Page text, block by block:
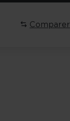
Comparer